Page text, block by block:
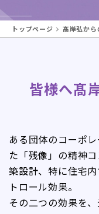
トップページ 髙岸弘から
皆様へ髙
ある団体のコーポ
た「残像」の精神
築設計、特に住宅
トロール効果。
その二つの効果を